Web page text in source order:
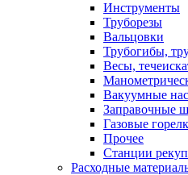
Инструменты
Труборезы
Вальцовки
Трубогибы,
Весы,
Вакуумные
Заправочные
Газовые
Прочее
Станции
Расходные